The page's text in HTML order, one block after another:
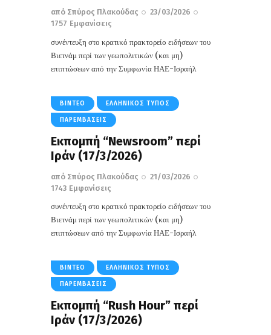
από Σπύρος Πλακούδας
23/03/2026
1757 Εμφανίσεις
συνέντευξη στο κρατικό πρακτορείο ειδήσεων του
Βιετνάμ περί των γεωπολιτικών (και μη)
επιπτώσεων από την Συμφωνία ΗΑΕ-Ισραήλ
ΒΊΝΤΕΟ ΕΛΛΗΝΙΚΌΣ ΤΎΠΟΣ
ΠΑΡΕΜΒΆΣΕΙΣ
Εκπομπή “Newsroom” περί
Ιράν (17/3/2026)
από Σπύρος Πλακούδας
21/03/2026
1743 Εμφανίσεις
συνέντευξη στο κρατικό πρακτορείο ειδήσεων του
Βιετνάμ περί των γεωπολιτικών (και μη)
επιπτώσεων από την Συμφωνία ΗΑΕ-Ισραήλ
ΒΊΝΤΕΟ ΕΛΛΗΝΙΚΌΣ ΤΎΠΟΣ
ΠΑΡΕΜΒΆΣΕΙΣ
Εκπομπή “Rush Hour” περί
Ιράν (17/3/2026)